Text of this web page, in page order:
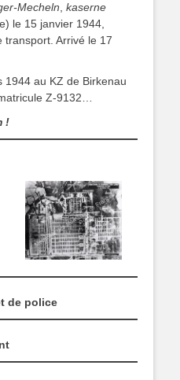
Mecheln kaserne
le 15 janvier 1944,
transport. Arrivé le 17
1944 au KZ de Birkenau
Z-9132…
!
de police